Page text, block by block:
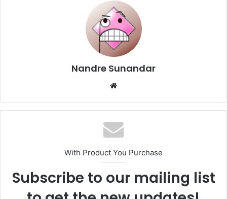
Nandre Sunandar
Website
With Product You Purchase
Subscribe to our mailing list